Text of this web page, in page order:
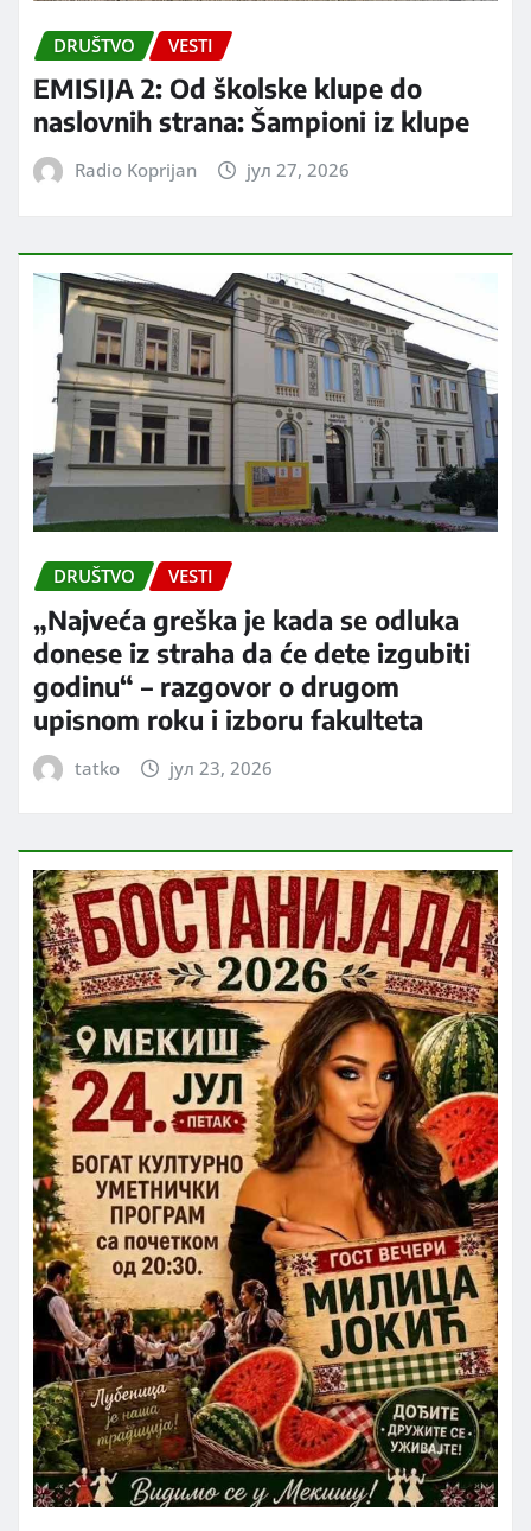
DRUŠTVO VESTI
EMISIJA 2: Od školske klupe do
naslovnih strana: Šampioni iz klupe
Radio Koprijan јул 27, 2026
DRUŠTVO VESTI
„Najveća greška je kada se odluka
donese iz straha da će dete izgubiti
godinu“ – razgovor o drugom
upisnom roku i izboru fakulteta
tatko јул 23, 2026